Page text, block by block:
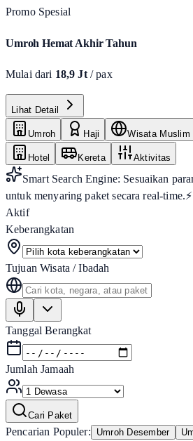
Promo Spesial
Umroh Hemat Akhir Tahun
Mulai dari 18,9 Jt/ pax
Lihat Detail
Umroh Haji Wisata Muslim
Hotel Kereta Aktivitas
Smart Search Engine: Sesuaikan
untuk menyaring paket secara real-time.
Aktif
Keberangkatan
Tujuan Wisata / Ibadah
Tanggal Berangkat
Jumlah Jamaah
Cari Paket
Pencarian Populer: Umroh Desember